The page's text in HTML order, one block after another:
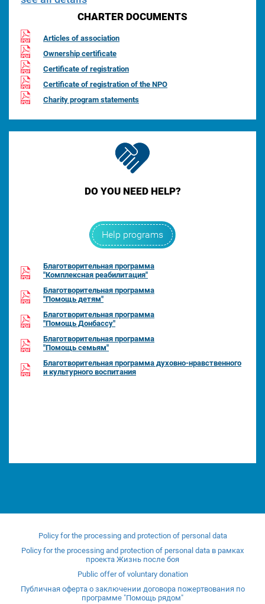
CHARTER DOCUMENTS
Articles of association
Ownership certificate
Certificate of registration
Certificate of registration of the NPO
Charity program statements
DO YOU NEED HELP?
Help programs
Благотворительная программа
"Комплексная реабилитация"
Благотворительная программа
"Помощь детям"
Благотворительная программа
"Помощь Донбассу"
Благотворительная программа
"Помощь семьям"
Благотворительная программа духовно-нравственного
и культурного воспитания
Policy for the processing and protection of personal data
Policy for the processing and protection of personal data в рамках
проекта Жизнь после боя
Public offer of voluntary donation
Публичная оферта о заключении договора пожертвования по
программе "Помощь рядом"